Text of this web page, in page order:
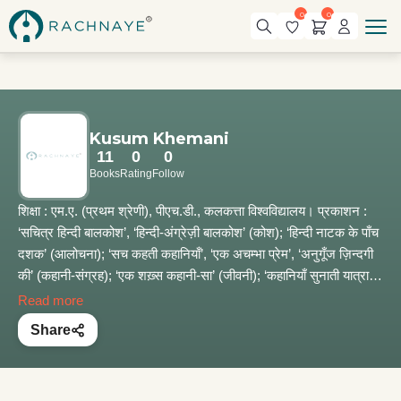
0 0
Kusum Khemani
11
Books
0
Rating
0
Follow
शिक्षा : एम.ए. (प्रथम श्रेणी), पीएच.डी., कलकत्ता विश्वविद्यालय। प्रकाशन :
‘सचित्र हिन्दी बालकोश’, ‘हिन्दी-अंग्रेज़ी बालकोश’ (कोश); ‘हिन्दी नाटक के पाँच
दशक’ (आलोचना); ‘सच कहती कहानियाँ’, ‘एक अचम्भा प्रेम’, ‘अनुगूँज ज़िन्दगी
की’ (कहानी-संग्रह); ‘एक शख़्स कहानी-सा’ (जीवनी); ‘कहानियाँ सुनाती यात्राएँ’
(यात्रा-वृत्तान्त); ‘कुछ रेत...कुछ सीपियाँ...विचारों की’ (ललित निबन्ध);
‘लावण्यदेवी’, ‘जड़िया बाई’ (उपन्यास)। अनुवाद एवं सम्पादन : ‘जन-अरण्य’
(उपन्यास, शंकर), ‘चश्मा बदल जाता है’ (उपन्यास, आशापूर्णा देवी), ज्योतिर्मयी देवी
Read more
Share